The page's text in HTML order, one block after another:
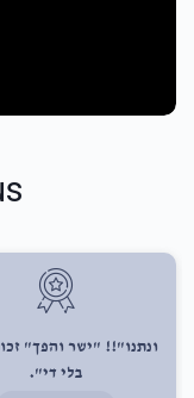
ונתנו"!! "ישר והפך"
בלי די".